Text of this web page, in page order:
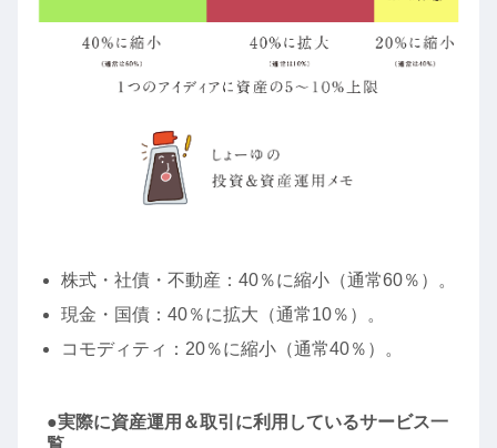
株式・社債・不動産：40％に縮小（通常60％）。
現金・国債：40％に拡大（通常10％）。
コモディティ：20％に縮小（通常40％）。
●実際に資産運用＆取引に利用しているサービス一
覧